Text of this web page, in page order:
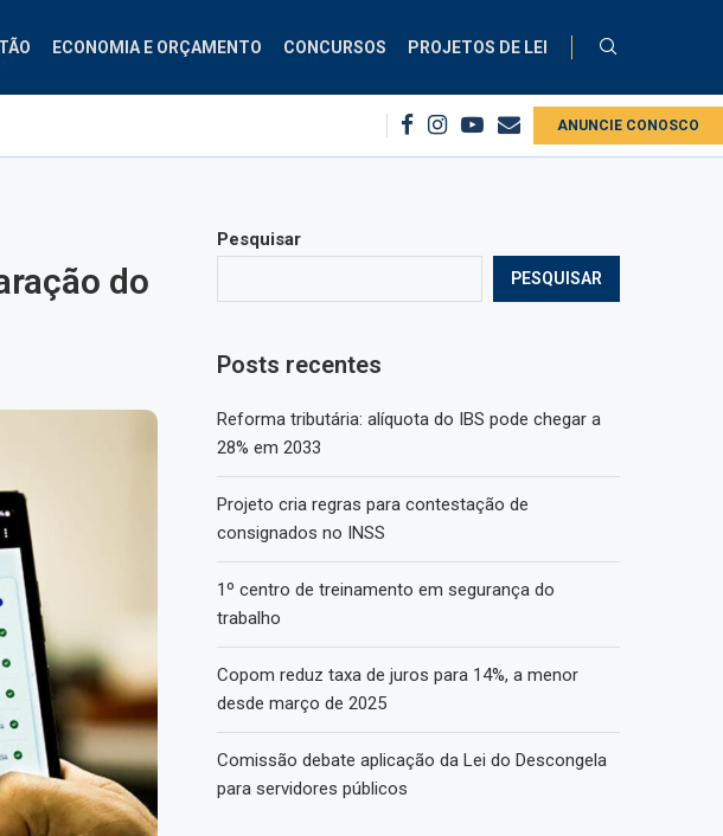
ECONOMIA E ORÇAMENTO CONCURSOS PROJETOS DE LEI
Projeto cria regras para contestação de consignados no INSS 1º centro de treinamento em
ANUNCIE CONOSCO
do
Pesquisar
PESQUISAR
Posts recentes
Reforma tributária: alíquota do IBS pode chegar a
28% em 2033
Projeto cria regras para contestação de
consignados no INSS
1º centro de treinamento em segurança do
trabalho
Copom reduz taxa de juros para 14%, a menor
desde março de 2025
Comissão debate aplicação da Lei do Descongela
para servidores públicos